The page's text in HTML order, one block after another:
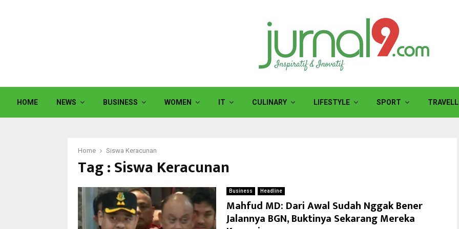
HOME NEWS BUSINESS WOMEN IT CULINARY LIFESTYLE SPORT
Home Siswa Keracunan
Tag : Siswa Keracunan
Business Headline
Mahfud MD: Dari Awal Sudah Nggak Bener
Jalannya BGN, Buktinya Sekarang Mereka